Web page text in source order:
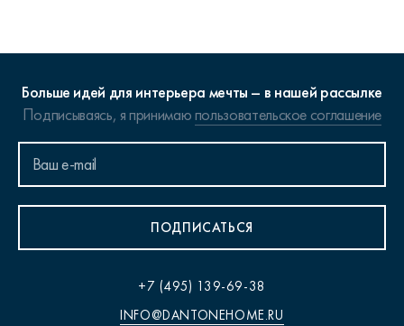
Больше идей для интерьера мечты – в нашей рассылке
Подписываясь, я принимаюпользовательское соглашение
ПОДПИСАТЬСЯ
+7 (495) 139-69-38
INFO@DANTONEHOME.RU